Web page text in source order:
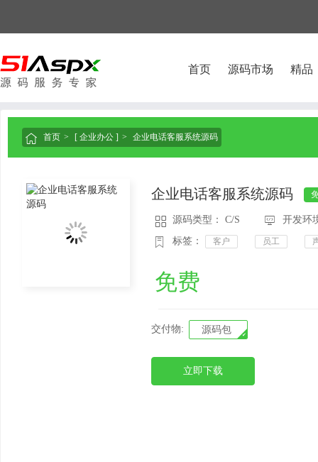
首页 源码市场 精品
 首页 [ 企业办公 ] 企业电话客服系统源码
企业电话客服系统源码
 源码类型： C/S  开发环
 标签： 客户 员工
免费
交付物: 源码包
立即下载